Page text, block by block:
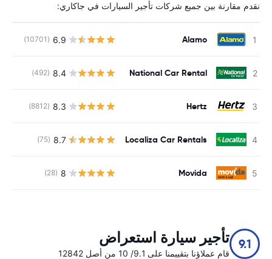
نقدم مقارنة بين جميع شركات تأجير السيارات في جاكاري:
Alamo
6.9
(10701)
National Car Rental
8.4
(492)
Hertz
8.3
(8812)
Localiza Car Rentals
8.7
(75)
Movida
8
(28)
9.1 تأجير سيارة استعراض
قام عملاؤنا بتقييمنا على 9.1/ 10 من أصل 12842